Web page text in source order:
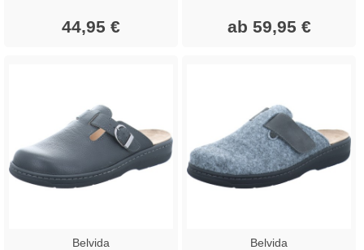
44,95 € ab 59,95 €
Belvida Belvida